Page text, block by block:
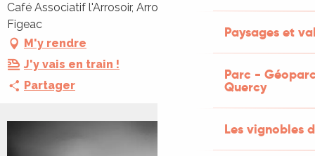
Paysages et
Parc -
Quercy
Les vignobles
Café Associatif l'Arrosoir, Arrosoir, 5 rue de Crussol, 46100
Figeac
M'y rendre
J'y vais en train !
Partager